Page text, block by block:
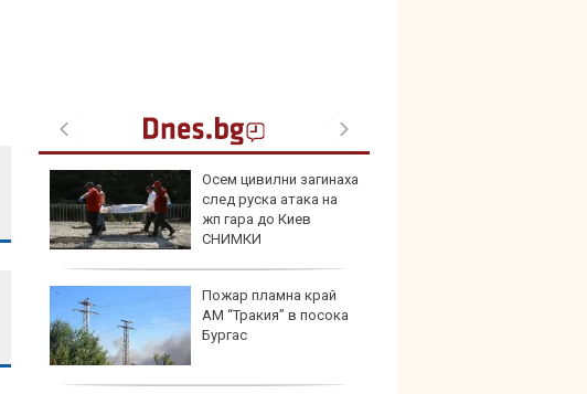
Осем цивилни загинаха
след руска атака на
жп гара до Киев
СНИМКИ
Пожар пламна край
АМ “Тракия” в посока
Бургас